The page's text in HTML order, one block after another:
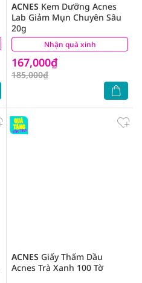
Nhận quà xinh
ACNES Kem Dưỡng Acnes
Lab Giảm Mụn Chuyên Sâu
20g
167,000₫
185,000₫
(0)
ACNES Giấy Thấm Dầu
Acnes Trà Xanh 100 Tờ